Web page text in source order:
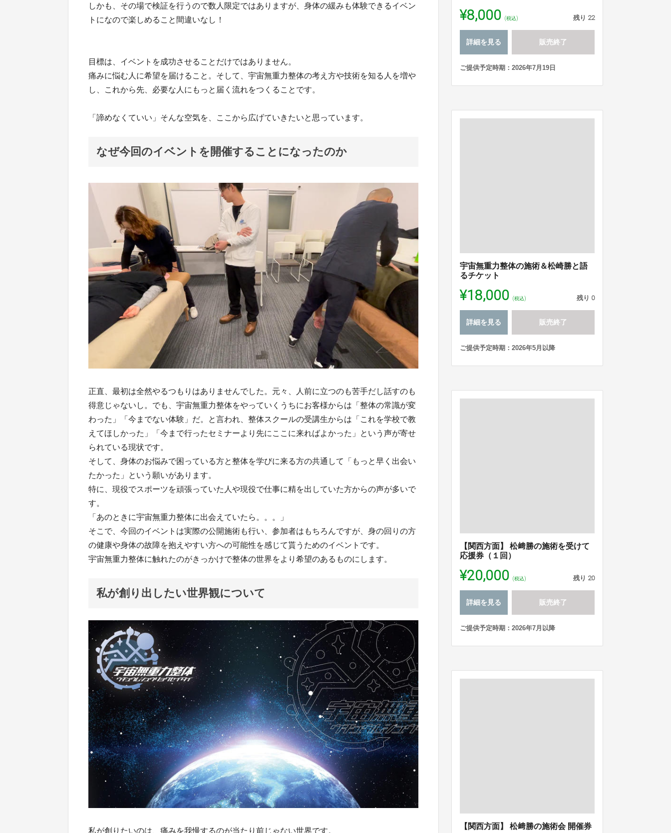
しかも、その場で検証を行うので数人限定ではありますが、身体の緩みも体験できるイベン
トになので楽しめること間違いなし！
目標は、イベントを成功させることだけではありません。
痛みに悩む人に希望を届けること。そして、宇宙無重力整体の考え方や技術を知る人を増や
し、これから先、必要な人にもっと届く流れをつくることです。
「諦めなくていい」そんな空気を、ここから広げていきたいと思っています。
なぜ今回のイベントを開催することになったのか
正直、最初は全然やるつもりはありませんでした。元々、人前に立つのも苦手だし話すのも
得意じゃないし。でも、宇宙無重力整体をやっていくうちにお客様からは「整体の常識が変
わった」「今までない体験」だ。と言われ、整体スクールの受講生からは「これを学校で教
えてほしかった」「今まで行ったセミナーより先にここに来ればよかった」という声が寄せ
られている現状です。
そして、身体のお悩みで困っている方と整体を学びに来る方の共通して「もっと早く出会い
たかった」という願いがあります。
特に、現役でスポーツを頑張っていた人や現役で仕事に精を出していた方からの声が多いで
す。
「あのときに宇宙無重力整体に出会えていたら。。。」
そこで、今回のイベントは実際の公開施術も行い、参加者はもちろんですが、身の回りの方
の健康や身体の故障を抱えやすい方への可能性を感じて貰うためのイベントです。
宇宙無重力整体に触れたのがきっかけで整体の世界をより希望のあるものにします。
私が創り出したい世界観について
私が創りたいのは、痛みを我慢するのが当たり前じゃない世界です。
¥8,000 (税込) 残り 22
詳細を見る 販売終了
ご提供予定時期：2026年7月19日
宇宙無重力整体の施術＆松崎勝と語
るチケット
¥18,000 (税込) 残り 0
詳細を見る 販売終了
ご提供予定時期：2026年5月以降
【関西方面】 松﨑勝の施術を受けて
応援券（１回）
¥20,000 (税込) 残り 20
詳細を見る 販売終了
ご提供予定時期：2026年7月以降
【関西方面】 松﨑勝の施術会 開催券